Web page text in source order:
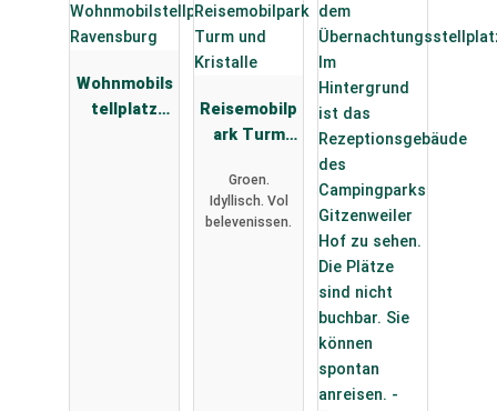
Wohnmobils
tellplatz
Reisemobilp
ark Turm
Kristalle
Groen.
Idyllisch. Vol
belevenissen.